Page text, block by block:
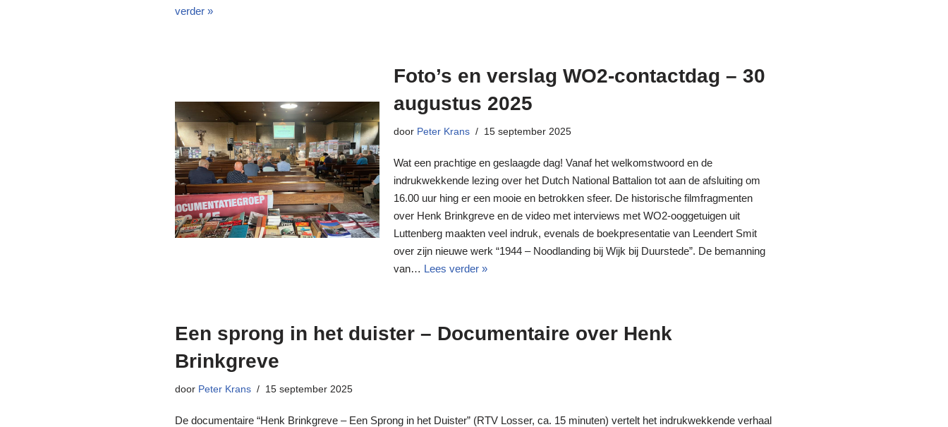
verder »
Foto’s en verslag WO2-contactdag – 30
augustus 2025
door Peter Krans 15 september 2025
Wat een prachtige en geslaagde dag! Vanaf het welkomstwoord en de
indrukwekkende lezing over het Dutch National Battalion tot aan de afsluiting om
16.00 uur hing er een mooie en betrokken sfeer. De historische filmfragmenten
over Henk Brinkgreve en de video met interviews met WO2-ooggetuigen uit
Luttenberg maakten veel indruk, evenals de boekpresentatie van Leendert Smit
over zijn nieuwe werk “1944 – Noodlanding bij Wijk bij Duurstede”. De bemanning
van… Lees verder »
Een sprong in het duister – Documentaire over Henk
Brinkgreve
door Peter Krans 15 september 2025
De documentaire “Henk Brinkgreve – Een Sprong in het Duister” (RTV Losser, ca. 15 minuten) vertelt het indrukwekkende verhaal